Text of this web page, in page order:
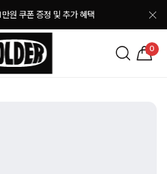
원 쿠폰 증정 및 추가 혜택
0